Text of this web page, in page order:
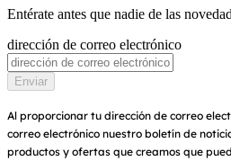
Cunas
Portabebés
Manuales de instrucciones
Sitemap
Registra tu producto
Entérate antes que nadie de las
dirección de correo electrónico
Enviar
Al proporcionar tu dirección de correo
correo electrónico nuestro boletín de
productos y ofertas que creamos que